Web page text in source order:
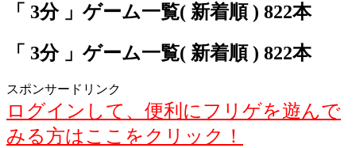
「 3分 」ゲーム一覧( 新着順 ) 822本
「 3分 」ゲーム一覧( 新着順 ) 822本
スポンサードリンク
ログインして、便利にフリゲを遊んで
みる方はここをクリック！